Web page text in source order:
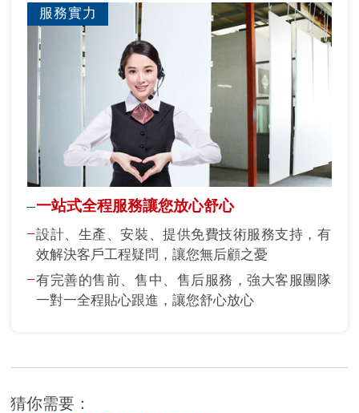
服務實力
一站式全程服務讓您放心舒心
設計、生產、安裝、提供免費技術服務支持，有
效解決客戶工程疑問，讓您無后顧之憂
有完善的售前、售中、售后服務，強大客服團隊
一對一全程貼心跟進，讓您舒心放心
猜你需要：